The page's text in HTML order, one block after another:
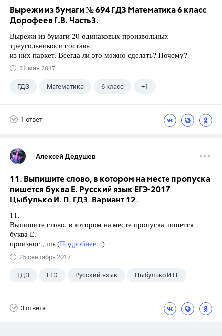
Вырежи из бумаги № 694 ГДЗ Математика 6 класс
Дорофеев Г.В. Часть3.
Вырежи из бумаги 20 одинаковых произвольных
треугольников и составь
из них паркет. Всегда ли это можно сделать? Почему?
31 мая 2017
ГДЗ Математика 6 класс +1
1 ответ
Алексей Дедушев
11. Выпишите слово, в котором на месте пропуска
пишется буква Е. Русский язык ЕГЭ-2017
Цыбулько И. П. ГДЗ. Вариант 12.
11.
Выпишите слово, в котором на месте пропуска пишется
буква Е.
произнос., шь (Подробнее...)
25 сентября 2017
ГДЗ ЕГЭ Русский язык Цыбулько И.П.
3 ответа